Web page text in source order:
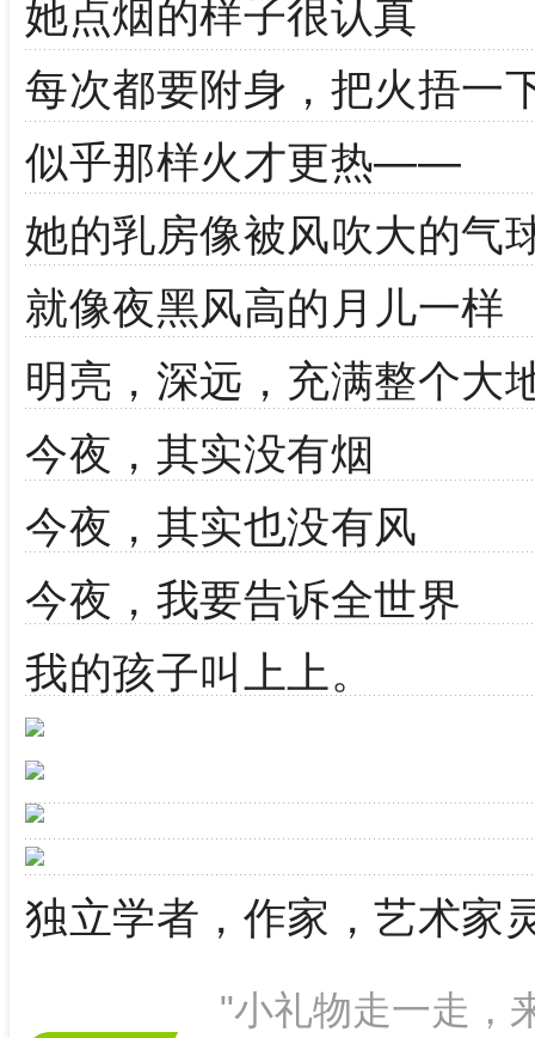
她点烟的样子很认真
每次都要附身，把火捂一
似乎那样火才更热——
她的乳房像被风吹大的气
就像夜黑风高的月儿一样
明亮，深远，充满整个大
今夜，其实没有烟
今夜，其实也没有风
今夜，我要告诉全世界
我的孩子叫上上。
独立学者，作家，艺术家
"小礼物走一走，